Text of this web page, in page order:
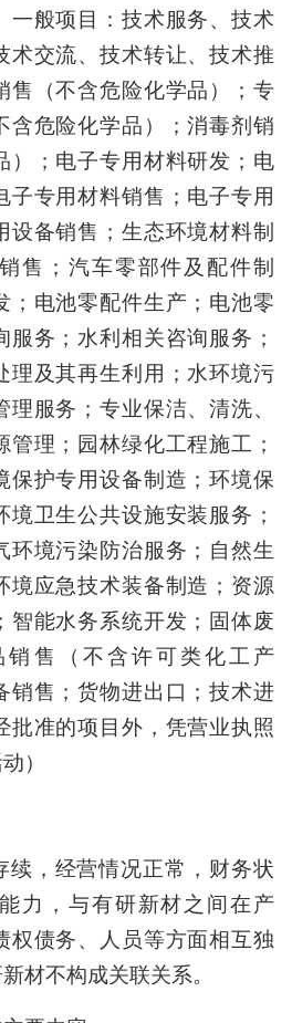
一般项目：技术服务、技术
术交流、技术转让、技术推
售（不含危险化学品）；专
含危险化学品）；消毒剂销
）；电子专用材料研发；电
子专用材料销售；电子专用
设备销售；生态环境材料制
售；汽车零部件及配件制
；电池零配件生产；电池零
务；水利相关咨询服务；
理及其再生利用；水环境污
服务；专业保洁、清洗、
理；园林绿化工程施工；
保护专用设备制造；环境保
卫生公共设施安装服务；
环境污染防治服务；自然生
境应急技术装备制造；资源
智能水务系统开发；固体废
售（不含许可类化工产
销售；货物进出口；技术进
批准的项目外，凭营业执照
）
续，经营情况正常，财务状
力，与有研新材之间在产
权债务、人员等方面相互独
材不构成关联关系。